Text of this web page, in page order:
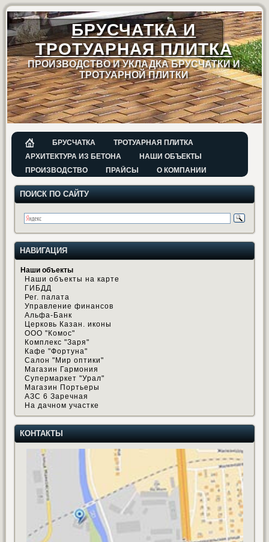
БРУСЧАТКА И
ТРОТУАРНАЯ ПЛИТКА
ПРОИЗВОДСТВО И УКЛАДКА БРУСЧАТКИ И
ТРОТУАРНОЙ ПЛИТКИ
БРУСЧАТКА
ТРОТУАРНАЯ ПЛИТКА
АРХИТЕКТУРА ИЗ БЕТОНА
НАШИ ОБЪЕКТЫ
ПРОИЗВОДСТВО
ПРАЙСЫ О КОМПАНИИ
ПОИСК ПО САЙТУ
НАВИГАЦИЯ
Наши объекты
Наши объекты на карте
ГИБДД
Рег. палата
Управление финансов
Альфа-Банк
Церковь Казан. иконы
ООО "Комос"
Комплекс "Заря"
Кафе "Фортуна"
Салон "Мир оптики"
Магазин Гармония
Супермаркет "Урал"
Магазин Портьеры
АЗС 6 Заречная
На дачном участке
КОНТАКТЫ